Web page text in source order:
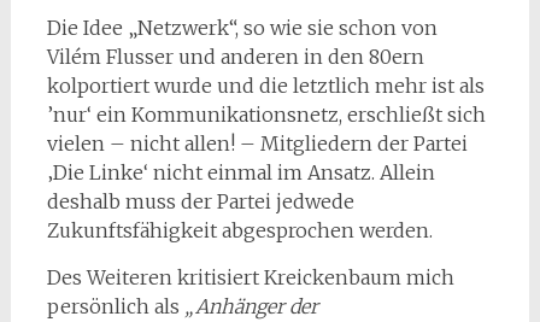
Die Idee „Netzwerk“, so wie sie schon von
Vilém Flusser und anderen in den 80ern
kolportiert wurde und die letztlich mehr ist als
’nur‘ ein Kommunikationsnetz, erschließt sich
vielen – nicht allen! – Mitgliedern der Partei
‚Die Linke‘ nicht einmal im Ansatz. Allein
deshalb muss der Partei jedwede
Zukunftsfähigkeit abgesprochen werden.
Des Weiteren kritisiert Kreickenbaum mich
persönlich als „Anhänger der